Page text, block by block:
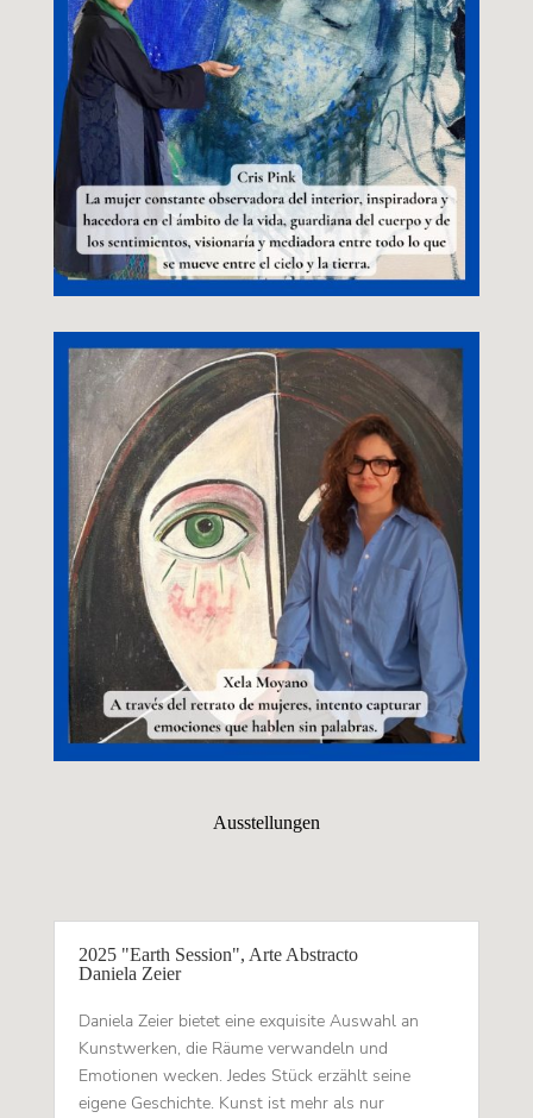
Ausstellungen
2025 "Earth Session", Arte Abstracto
Daniela Zeier
Daniela Zeier bietet eine exquisite Auswahl an
Kunstwerken, die Räume verwandeln und
Emotionen wecken. Jedes Stück erzählt seine
eigene Geschichte. Kunst ist mehr als nur